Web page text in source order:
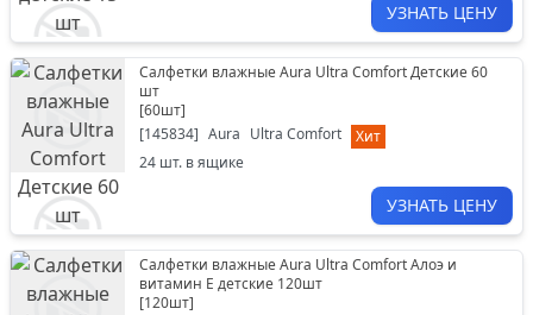
УЗНАТЬ ЦЕНУ
Салфетки влажные Aura Ultra Comfort Детские 60
шт
[60шт]
[145834] Aura Ultra Comfort
Хит
24 шт. в ящике
УЗНАТЬ ЦЕНУ
Салфетки влажные Aura Ultra Comfort Aлоэ и
витамин E детские 120шт
[120шт]